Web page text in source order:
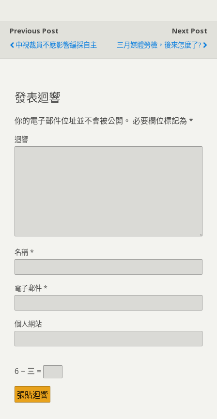
Previous Post
中視裁員不應影響編採自主
Next Post
三月媒體勞檢，後來怎麼了?
發表迴響
你的電子郵件位址並不會被公開。 必要欄位標記為 *
迴響
名稱 *
電子郵件 *
個人網站
6 − 三 =